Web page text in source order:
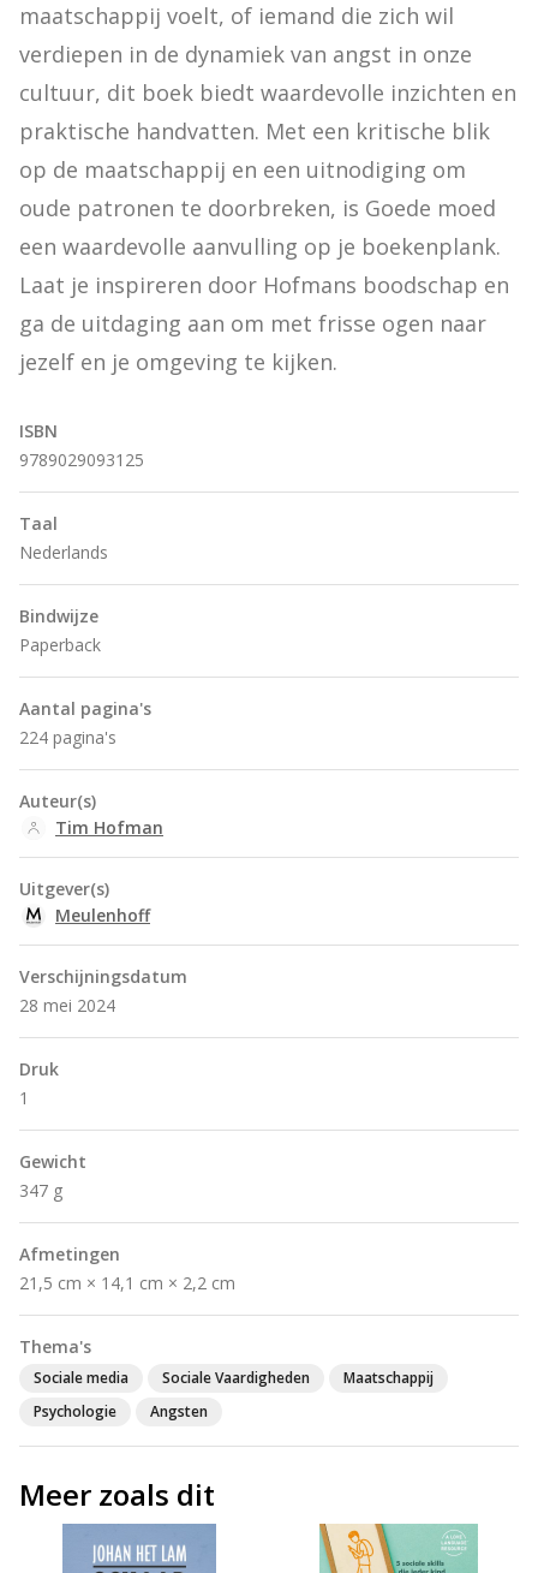
maatschappij voelt, of iemand die zich wil
verdiepen in de dynamiek van angst in onze
cultuur, dit boek biedt waardevolle inzichten en
praktische handvatten. Met een kritische blik
op de maatschappij en een uitnodiging om
oude patronen te doorbreken, is Goede moed
een waardevolle aanvulling op je boekenplank.
Laat je inspireren door Hofmans boodschap en
ga de uitdaging aan om met frisse ogen naar
jezelf en je omgeving te kijken.
ISBN
9789029093125
Taal
Nederlands
Bindwijze
Paperback
Aantal pagina's
224 pagina's
Auteur(s)
Tim Hofman
Uitgever(s)
Meulenhoff
Verschijningsdatum
28 mei 2024
Druk
1
Gewicht
347 g
Afmetingen
21,5 cm × 14,1 cm × 2,2 cm
Thema's
Sociale media Sociale Vaardigheden
Maatschappij
Psychologie
Angsten
Meer zoals dit